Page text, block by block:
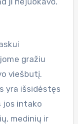
gražiu
viešbutį.
yra išsidėstęs
jos intako
medinių ir